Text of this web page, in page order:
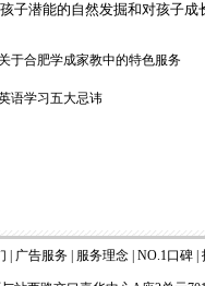
子潜能的自然发掘和对孩子成
关于合肥学成家教中的特色服务
语学习五大忌讳
广告服务| 服务理念| NO.1口碑|